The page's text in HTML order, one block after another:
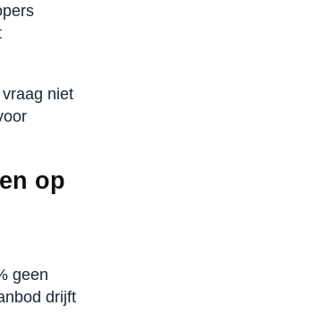
niet
op
geen
drijft